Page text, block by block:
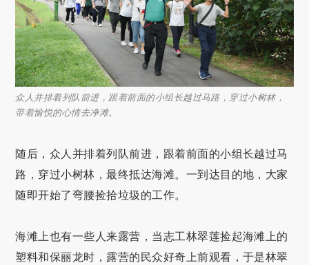
众人并排着列队前进，跟着前面的小组长越过马路，穿过小树林，
带着愉悦的心情去净滩。
随后，众人并排着列队前进，跟着前面的小组长越过马
路，穿过小树林，最终抵达海滩。一到达目的地，大家
随即开始了弯腰捡拾垃圾的工作。
海滩上也有一些人来露营，当志工林翠莲捡起海滩上的
塑料和保丽龙时，露营的民众好奇上前观看，于是林翠